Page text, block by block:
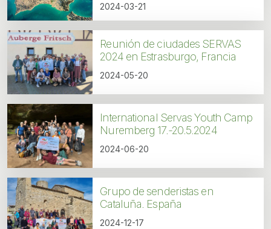
2024-03-21
Reunión de ciudades SERVAS
2024 en Estrasburgo, Francia
2024-05-20
International Servas Youth Camp
Nuremberg 17.-20.5.2024
2024-06-20
Grupo de senderistas en
Cataluña. España
2024-12-17